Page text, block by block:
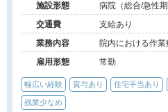
施設形態
病院（総合/急性
来）、その他（そ
交通費
支給あり
業務内容
院内における作
雇用形態
常勤
幅広い経験 賞与あり 住宅手当あり
残業少なめ